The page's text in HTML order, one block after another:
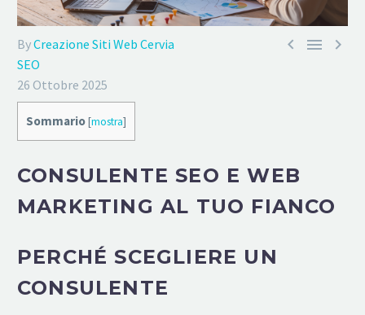
  
ByCreazione Siti Web Cervia
SEO
26 Ottobre 2025
Sommario[mostra]
CONSULENTE SEO E WEB
MARKETING AL TUO FIANCO
PERCHÉ SCEGLIERE UN
CONSULENTE